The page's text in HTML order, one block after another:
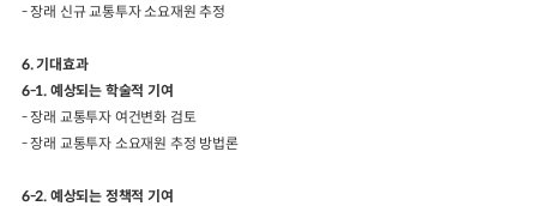
- 장래 신규 교통투자 소요재원 추정
6. 기대효과
6-1. 예상되는 학술적 기여
- 장래 교통투자 여건변화 검토
- 장래 교통투자 소요재원 추정 방법론
6-2. 예상되는 정책적 기여